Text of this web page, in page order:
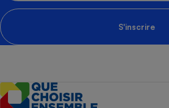
S'inscrire